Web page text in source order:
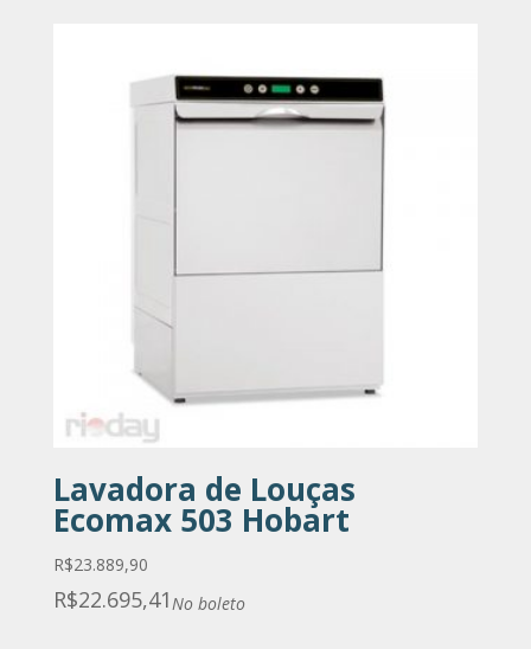
Lavadora de Louças
Ecomax 503 Hobart
R$23.889,90
R$22.695,41No boleto